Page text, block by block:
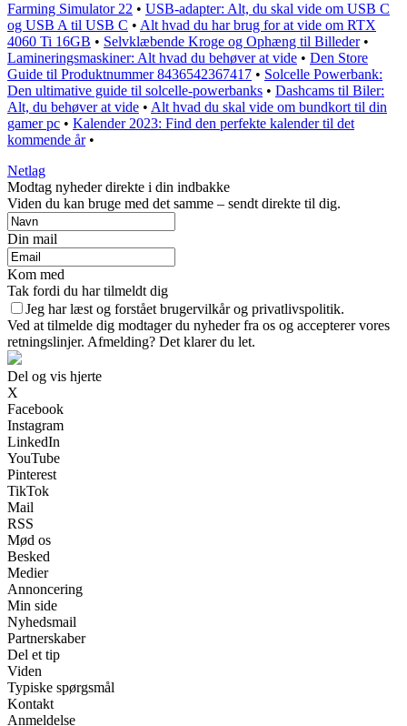
Farming Simulator 22 • USB-adapter: Alt, du skal vide om USB C
og USB A til USB C • Alt hvad du har brug for at vide om RTX
4060 Ti 16GB • Selvklæbende Kroge og Ophæng til Billeder•
Lamineringsmaskiner: Alt hvad du behøver at vide • Den Store
Guide til Produktnummer 8436542367417 • Solcelle Powerbank:
Den ultimative guide til solcelle-powerbanks • Dashcams til Biler:
Alt, du behøver at vide • Alt hvad du skal vide om bundkort til din
gamer pc • Kalender 2023: Find den perfekte kalender til det
kommende år•
Netlag
Modtag nyheder direkte i din indbakke
Viden du kan bruge med det samme – sendt direkte til dig.
Din mail
Kom med
Tak fordi du har tilmeldt dig
Jeg har læst og forstået brugervilkår og privatlivspolitik.
Ved at tilmelde dig modtager du nyheder fra os og accepterer vores
retningslinjer. Afmelding? Det klarer du let.
Del og vis hjerte
X
Facebook
Instagram
LinkedIn
YouTube
Pinterest
TikTok
Mail
RSS
Mød os
Besked
Medier
Annoncering
Min side
Nyhedsmail
Partnerskaber
Del et tip
Viden
Typiske spørgsmål
Kontakt
Anmeldelse